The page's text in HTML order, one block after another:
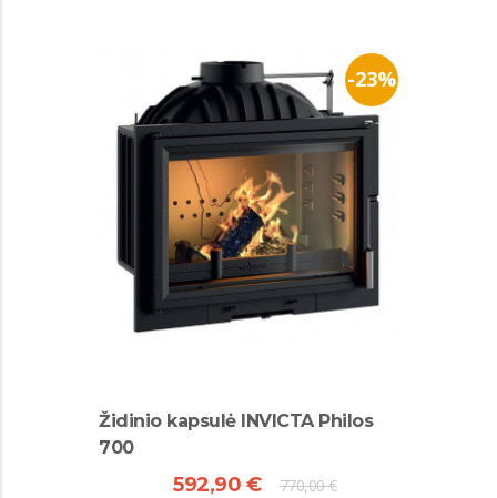
-23%
Židinio kapsulė INVICTA Philos
700
592,90 € 770,00 €